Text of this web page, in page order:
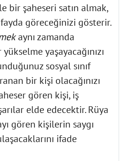
bir şaheseri satın almak,
göreceğinizi gösterir.
aynı zamanda
yaşayacağınızı
sosyal sınıf
bir kişi olacağınızı
gören kişi, iş
elde edecektir. Rüya
gören kişilerin saygı
ifade